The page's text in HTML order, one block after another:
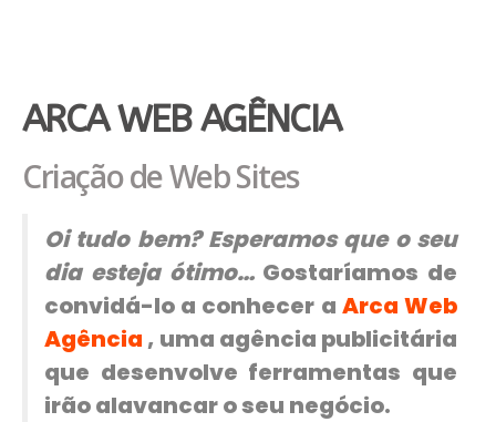
ARCA WEB AGÊNCIA
Criação de Web Sites
Oi tudo bem? Esperamos que o seu
dia esteja ótimo…Gostaríamos de
convidá-lo a conhecer a Arca Web
Agência , uma agência publicitária
que desenvolve ferramentas que
irão alavancar o seu negócio.